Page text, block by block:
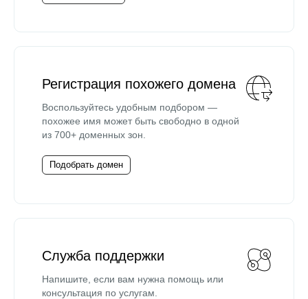
Регистрация похожего домена
Воспользуйтесь удобным подбором —
похожее имя может быть свободно в одной
из 700+ доменных зон.
Подобрать домен
Служба поддержки
Напишите, если вам нужна помощь или
консультация по услугам.